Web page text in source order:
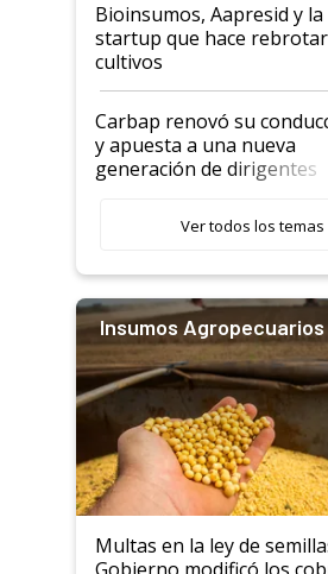
Bioinsumos, Aapresid y la
startup que hace
cultivos
Carbap renovó su
y apuesta a una nueva
generación de dirigentes
Ver todos los temas
Insumos Agropecuarios
Multas en la ley de